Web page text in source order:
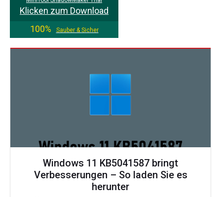
Klicken zum Download
100%
Sauber & Sicher
Windows 11 KB5041587 bringt
Verbesserungen – So laden Sie es
herunter